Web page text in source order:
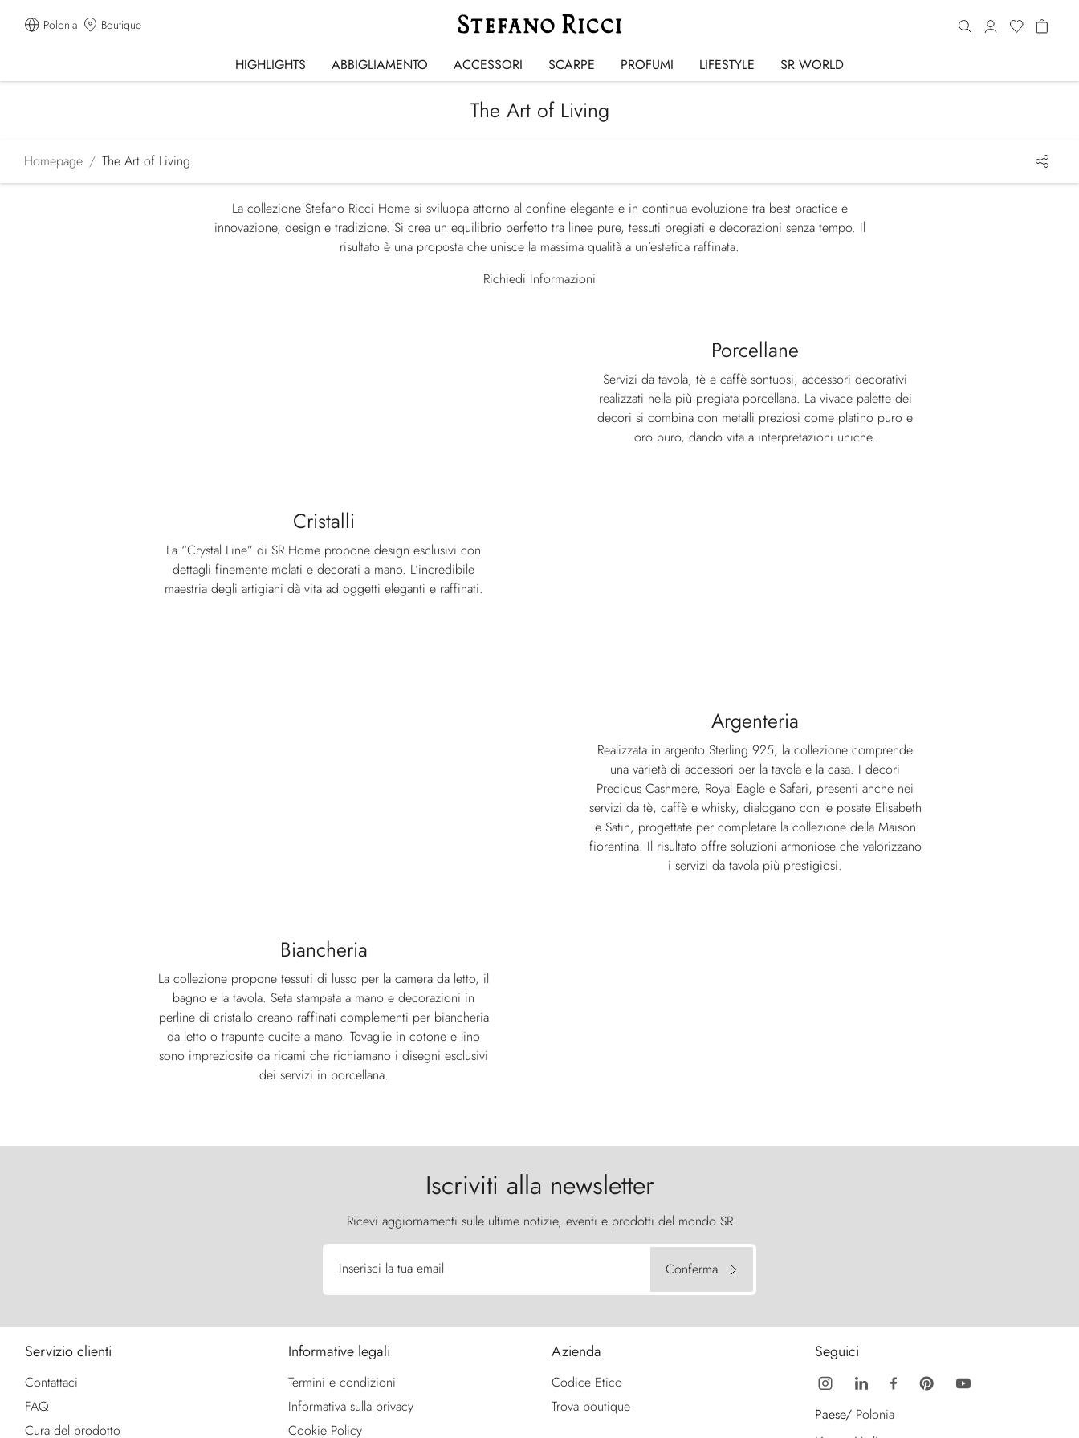
Polonia Boutique
HIGHLIGHTS ABBIGLIAMENTO ACCESSORI SCARPE PROFUMI LIFESTYLE SR WORLD
The Art of Living
Homepage The Art of Living
La collezione Stefano Ricci Home si sviluppa attorno al confine elegante e in continua evoluzione tra best practice e
innovazione, design e tradizione. Si crea un equilibrio perfetto tra linee pure, tessuti pregiati e decorazioni senza tempo. Il
risultato è una proposta che unisce la massima qualità a un’estetica raffinata.
Richiedi Informazioni
Porcellane
Servizi da tavola, tè e caffè sontuosi, accessori decorativi
realizzati nella più pregiata porcellana. La vivace palette dei
decori si combina con metalli preziosi come platino puro e
oro puro, dando vita a interpretazioni uniche.
Cristalli
La “Crystal Line” di SR Home propone design esclusivi con
dettagli finemente molati e decorati a mano. L’incredibile
maestria degli artigiani dà vita ad oggetti eleganti e raffinati.
Argenteria
Realizzata in argento Sterling 925, la collezione comprende
una varietà di accessori per la tavola e la casa. I decori
Precious Cashmere, Royal Eagle e Safari, presenti anche nei
servizi da tè, caffè e whisky, dialogano con le posate Elisabeth
e Satin, progettate per completare la collezione della Maison
fiorentina. Il risultato offre soluzioni armoniose che valorizzano
i servizi da tavola più prestigiosi.
Biancheria
La collezione propone tessuti di lusso per la camera da letto, il
bagno e la tavola. Seta stampata a mano e decorazioni in
perline di cristallo creano raffinati complementi per biancheria
da letto o trapunte cucite a mano. Tovaglie in cotone e lino
sono impreziosite da ricami che richiamano i disegni esclusivi
dei servizi in porcellana.
Iscriviti alla newsletter
Ricevi aggiornamenti sulle ultime notizie, eventi e prodotti del mondo SR
Inserisci la tua email Conferma
Servizio clienti
Contattaci
FAQ
Cura del prodotto
Informative legali
Termini e condizioni
Informativa sulla privacy
Cookie Policy
Azienda
Codice Etico
Trova boutique
Seguici
Paese/ Polonia